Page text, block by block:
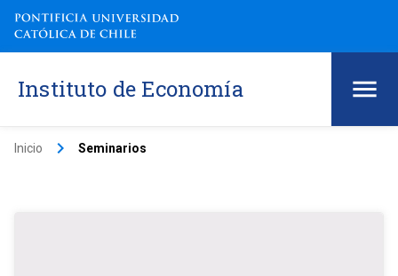
Instituto de Economía
Inicio keyboard_arrow_right Seminarios